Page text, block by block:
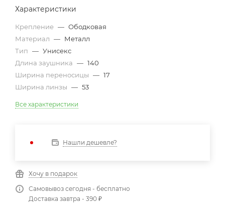
Характеристики
Крепление — Ободковая
Материал — Металл
Тип — Унисекс
Длина заушника — 140
Ширина переносицы — 17
Ширина линзы — 53
Все характеристики
Нашли дешевле?
Хочу в подарок
Самовывоз сегодня - бесплатно
Доставка завтра - 390 ₽